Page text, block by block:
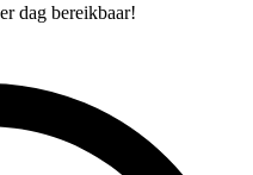
dag bereikbaar!